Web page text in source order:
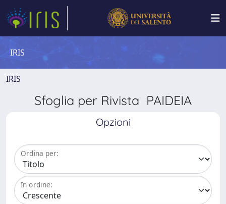
IRIS
IRIS
Sfoglia per Rivista PAIDEIA
Opzioni
Ordina per:
In ordine: